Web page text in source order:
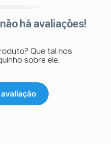
há avaliações!
Que tal nos
sobre ele.